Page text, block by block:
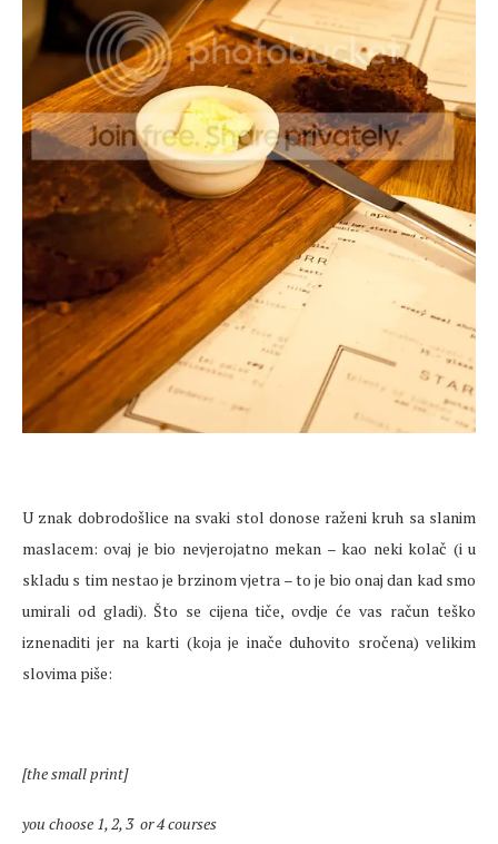
U znak dobrodošlice na svaki stol donose raženi kruh sa slanim
maslacem: ovaj je bio nevjerojatno mekan – kao neki kolač (i u
skladu s tim nestao je brzinom vjetra – to je bio onaj dan kad smo
umirali od gladi). Što se cijena tiče, ovdje će vas račun teško
iznenaditi jer na karti (koja je inače duhovito sročena) velikim
slovima piše:
[the small print]
you choose 1, 2, 3 or 4 courses